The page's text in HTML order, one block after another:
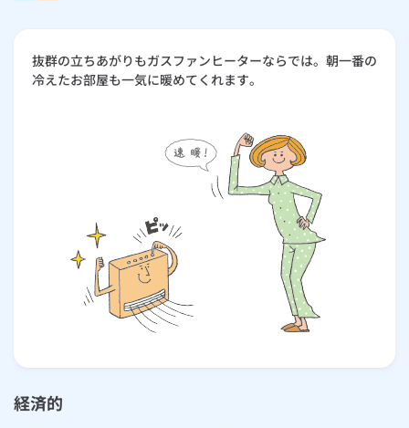
抜群の立ちあがりもガスファンヒーターならでは。朝一番の
冷えたお部屋も一気に暖めてくれます。
経済的